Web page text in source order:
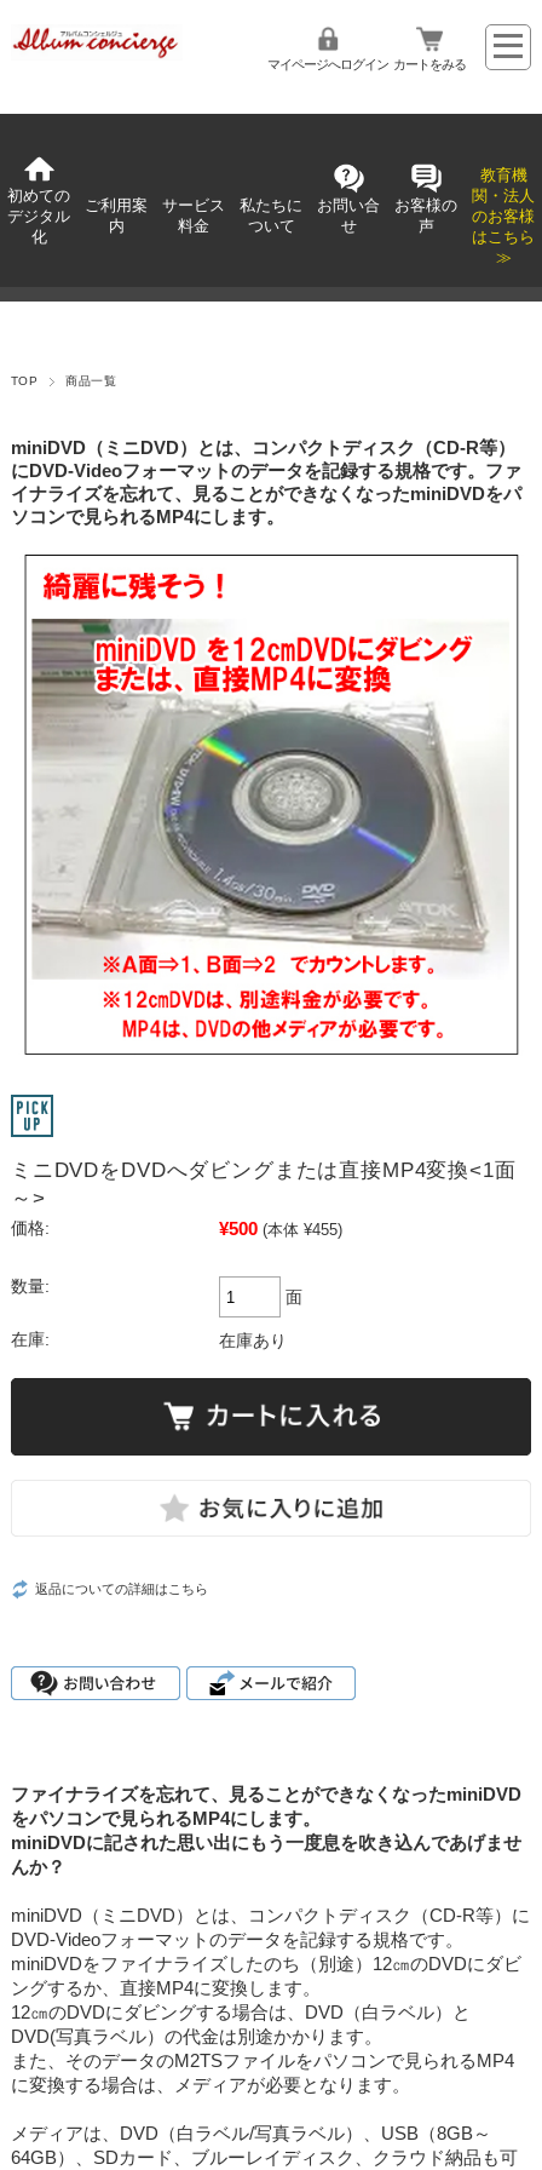
マイページへログイン カートをみる
初めての
デジタル
化
ご利用案
内
サービス
料金
私たちに
ついて
お問い合
せ
お客様の
声
教育機
関・法人
のお客様
はこちら
≫
TOP 商品一覧
miniDVD（ミニDVD）とは、コンパクトディスク（CD-R等）
にDVD-Videoフォーマットのデータを記録する規格です。ファ
イナライズを忘れて、見ることができなくなったminiDVDをパ
ソコンで見られるMP4にします。
ミニDVDをDVDへダビングまたは直接MP4変換<1面
～>
価格: ¥500 (本体 ¥455)
数量:
面
在庫: 在庫あり
返品についての詳細はこちら
ファイナライズを忘れて、見ることができなくなったminiDVD
をパソコンで見られるMP4にします。
miniDVDに記された思い出にもう一度息を吹き込んであげませ
んか？
miniDVD（ミニDVD）とは、コンパクトディスク（CD-R等）に
DVD-Videoフォーマットのデータを記録する規格です。
miniDVDをファイナライズしたのち（別途）12㎝のDVDにダビ
ングするか、直接MP4に変換します。
12㎝のDVDにダビングする場合は、DVD（白ラベル）と
DVD(写真ラベル）の代金は別途かかります。
また、そのデータのM2TSファイルをパソコンで見られるMP4
に変換する場合は、メディアが必要となります。
メディアは、DVD（白ラベル/写真ラベル）、USB（8GB～
64GB）、SDカード、ブルーレイディスク、クラウド納品も可